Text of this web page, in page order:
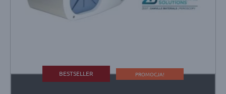
BESTSELLER PROMOCJA!